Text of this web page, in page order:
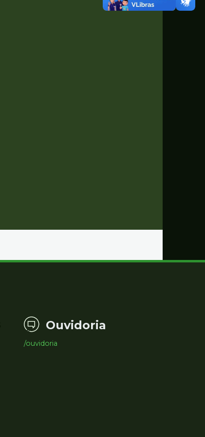
Ouvidoria
/ouvidoria